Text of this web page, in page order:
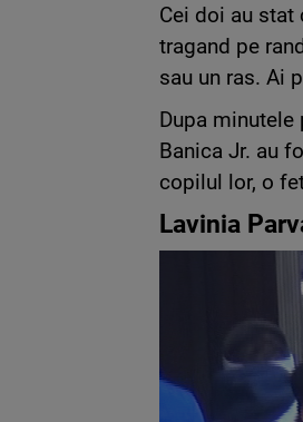
Cei doi au stat
tragand pe
sau un ras. Ai
Dupa minutele
Banica Jr. au
copilul lor, o
Lavinia